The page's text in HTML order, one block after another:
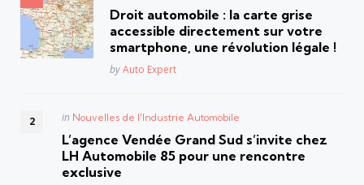
Droit automobile : la carte grise
accessible directement sur votre
smartphone, une révolution légale !
Posted
byAuto Expert
Posted
in Nouvelles de l'Industrie Automobile
L’agence Vendée Grand Sud s’invite chez
LH Automobile 85 pour une rencontre
exclusive